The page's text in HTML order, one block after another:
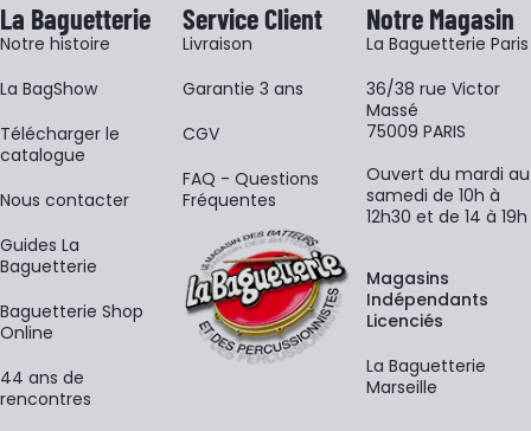
La Baguetterie
Notre histoire
La BagShow
​Télécharger le
catalogue
Nous contacter
Guides La
Baguetterie
Baguetterie Shop
Online
44 ans de
rencontres
Service Client
Livraison
Garantie 3 ans
CGV
FAQ - Questions
Fréquentes
Notre Magasin
La Baguetterie Paris
36/38 rue Victor
Massé
75009 PARIS
Ouvert du mardi au
samedi de 10h à
12h30 et de 14 à 19h
Magasins
Indépendants
Licenciés
La Baguetterie
Marseille